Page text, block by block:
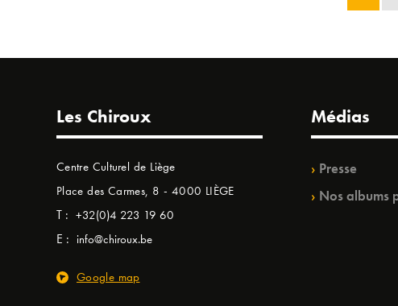
Les Chiroux
Centre Culturel de Liège
Place des Carmes, 8 - 4000 LIÈGE
T : +32(0)4 223 19 60
E : info@chiroux.be
Google map
Médias
Presse
Nos albums